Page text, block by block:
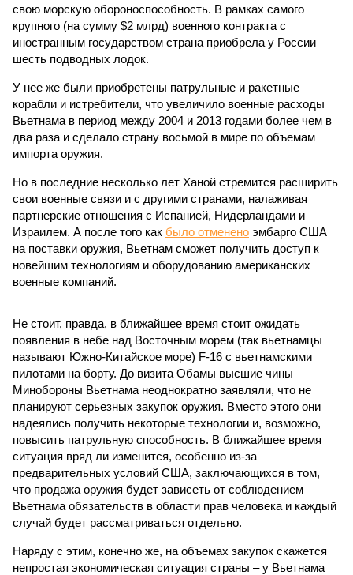
свою морскую обороноспособность. В рамках самого
крупного (на сумму $2 млрд) военного контракта с
иностранным государством страна приобрела у России
шесть подводных лодок.
У нее же были приобретены патрульные и ракетные
корабли и истребители, что увеличило военные расходы
Вьетнама в период между 2004 и 2013 годами более чем в
два раза и сделало страну восьмой в мире по объемам
импорта оружия.
Но в последние несколько лет Ханой стремится расширить
свои военные связи и с другими странами, налаживая
партнерские отношения с Испанией, Нидерландами и
Израилем. А после того как было отменено эмбарго США
на поставки оружия, Вьетнам сможет получить доступ к
новейшим технологиям и оборудованию американских
военные компаний.
Не стоит, правда, в ближайшее время стоит ожидать
появления в небе над Восточным морем (так вьетнамцы
называют Южно-Китайское море) F-16 с вьетнамскими
пилотами на борту. До визита Обамы высшие чины
Минобороны Вьетнама неоднократно заявляли, что не
планируют серьезных закупок оружия. Вместо этого они
надеялись получить некоторые технологии и, возможно,
повысить патрульную способность. В ближайшее время
ситуация вряд ли изменится, особенно из-за
предварительных условий США, заключающихся в том,
что продажа оружия будет зависеть от соблюдением
Вьетнама обязательств в области прав человека и каждый
случай будет рассматриваться отдельно.
Наряду с этим, конечно же, на объемах закупок скажется
непростая экономическая ситуация страны – у Вьетнама